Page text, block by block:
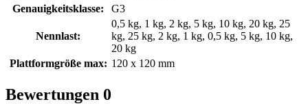
Genauigkeitsklasse:
G3
Nennlast:
0,5 kg, 1 kg, 2 kg, 5 kg, 10 kg, 20 kg, 25
kg, 25 kg, 2 kg, 1 kg, 0,5 kg, 5 kg, 10 kg,
20 kg
Plattformgröße max: 120 x 120 mm
Bewertungen 0